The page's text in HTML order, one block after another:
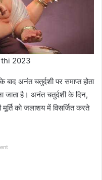
2023
अनंत चतुर्दशी पर समाप्त होता
जाता है। अनंत चतुर्दशी के दिन,
को जलाशय में विसर्जित करते